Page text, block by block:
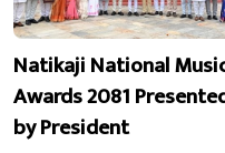
Natikaji National
Awards 2081
by President